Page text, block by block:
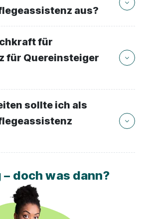
aus?
für
für Quereinsteiger
sollte ich als
doch was dann?